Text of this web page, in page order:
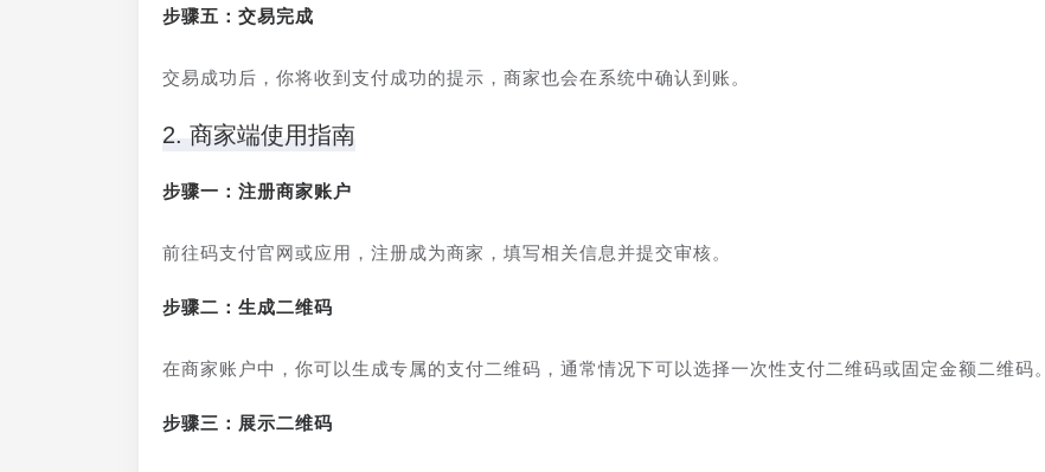
步骤五：交易完成
交易成功后，你将收到支付成功的提示，商家也会在系统中确认到账。
2. 商家端使用指南
步骤一：注册商家账户
前往码支付官网或应用，注册成为商家，填写相关信息并提交审核。
步骤二：生成二维码
在商家账户中，你可以生成专属的支付二维码，通常情况下可以选择一次性支付二维码或固定金额二维码。
步骤三：展示二维码